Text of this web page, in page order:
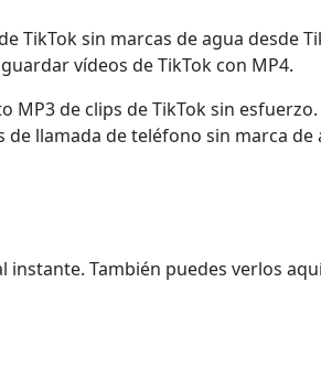
TikTok sin marcas de agua desde
vídeos de TikTok con MP4.
de clips de TikTok sin esfuerzo.
llamada de teléfono sin marca de
instante. También puedes verlos